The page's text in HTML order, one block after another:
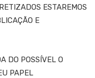
ESTAREMOS
E
DO POSSÍVEL O
PAPEL